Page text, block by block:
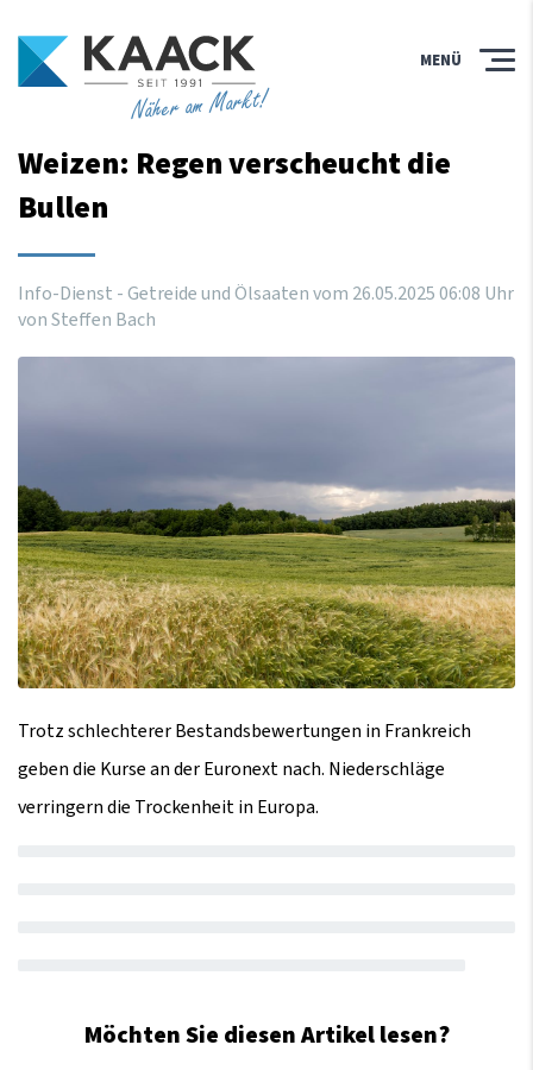
Näher am Markt!
MENÜ
Weizen: Regen verscheucht die
Bullen
Info-Dienst - Getreide und Ölsaaten vom 26.05.202506:08 Uhr
von Steffen Bach
Trotz schlechterer Bestandsbewertungen in Frankreich
geben die Kurse an der Euronext nach. Niederschläge
verringern die Trockenheit in Europa.
Möchten Sie diesen Artikel lesen?